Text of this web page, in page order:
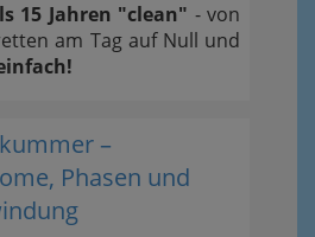
15 Jahren "clean" - von
am Tag auf Null und
–
Phasen und